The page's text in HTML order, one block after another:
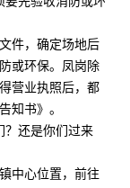
件，确定场地后
或环保。凤岗除
营业执照后，都
知书》。
？还是你们过来
中心位置，前往